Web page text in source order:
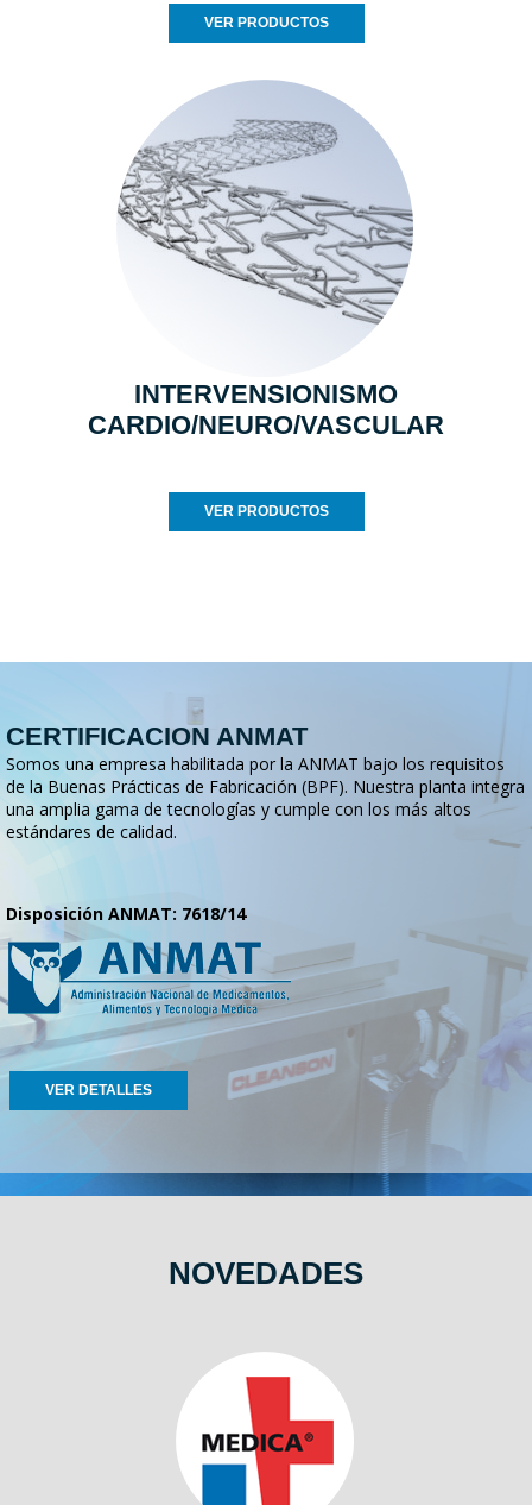
VER PRODUCTOS
INTERVENSIONISMO
CARDIO/NEURO/VASCULAR
VER PRODUCTOS
CERTIFICACION ANMAT
Somos una empresa habilitada por la ANMAT bajo los requisitos
de la Buenas Prácticas de Fabricación (BPF). Nuestra planta integra
una amplia gama de tecnologías y cumple con los más altos
estándares de calidad.
Disposición ANMAT: 7618/14
VER DETALLES
NOVEDADES